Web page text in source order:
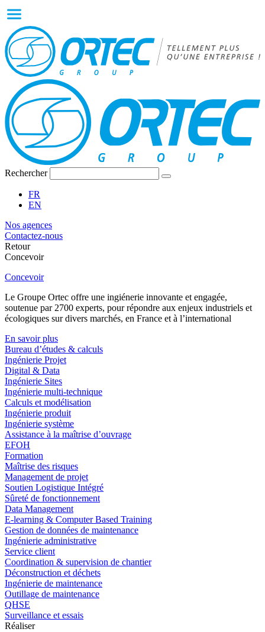
Rechercher
FR
EN
Nos agences
Contactez-nous
Retour
Concevoir
Concevoir
Le Groupe Ortec offre une ingiénerie innovante et engagée,
soutenue par 2700 experts, pour répondre aux enjeux industriels et
écologiques sur divers marchés, en France et à l’international
En savoir plus
Bureau d’études & calculs
Ingénierie Projet
Digital & Data
Ingénierie Sites
Ingénierie multi-technique
Calculs et modélisation
Ingénierie produit
Ingénierie système
Assistance à la maîtrise d’ouvrage
EFOH
Formation
Maîtrise des risques
Management de projet
Soutien Logistique Intégré
Sûreté de fonctionnement
Data Management
E-learning & Computer Based Training
Gestion de données de maintenance
Ingénierie administrative
Service client
Coordination & supervision de chantier
Déconstruction et déchets
Ingénierie de maintenance
Outillage de maintenance
QHSE
Surveillance et essais
Réaliser